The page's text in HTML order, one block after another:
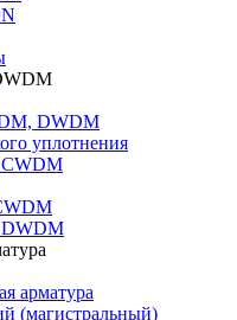
DWDM
уплотнения
DWDM
арматура
(магистральный)